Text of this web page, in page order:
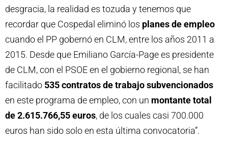
desgracia, la realidad es tozuda y tenemos que
recordar que Cospedal eliminó los planes de empleo
cuando el PP gobernó en CLM, entre los años 2011 a
2015. Desde que Emiliano García-Page es presidente
de CLM, con el PSOE en el gobierno regional, se han
facilitado 535 contratos de trabajo subvencionados
en este programa de empleo, con un montante total
de 2.615.766,55 euros, de los cuales casi 700.000
euros han sido solo en esta última convocatoria”.